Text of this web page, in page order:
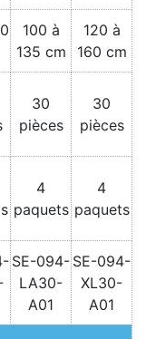
100 à
135 cm
120 à
160 cm
30
pièces
30
pièces
4
paquets
4
paquets
SE-094-
LA30-
A01
SE-094-
XL30-
A01